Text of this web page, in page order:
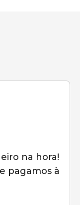
na hora!
pagamos à